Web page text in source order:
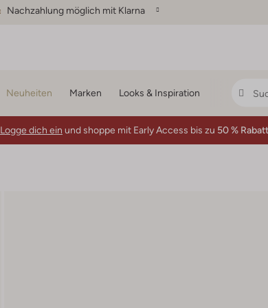
Nachzahlung möglich mit Klarna
Neuheiten Marken Looks & Inspiration
Logge dich ein und shoppe mit Early Access bis zu 50 %